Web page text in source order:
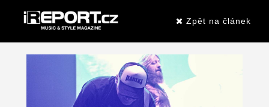
Zpět na článek